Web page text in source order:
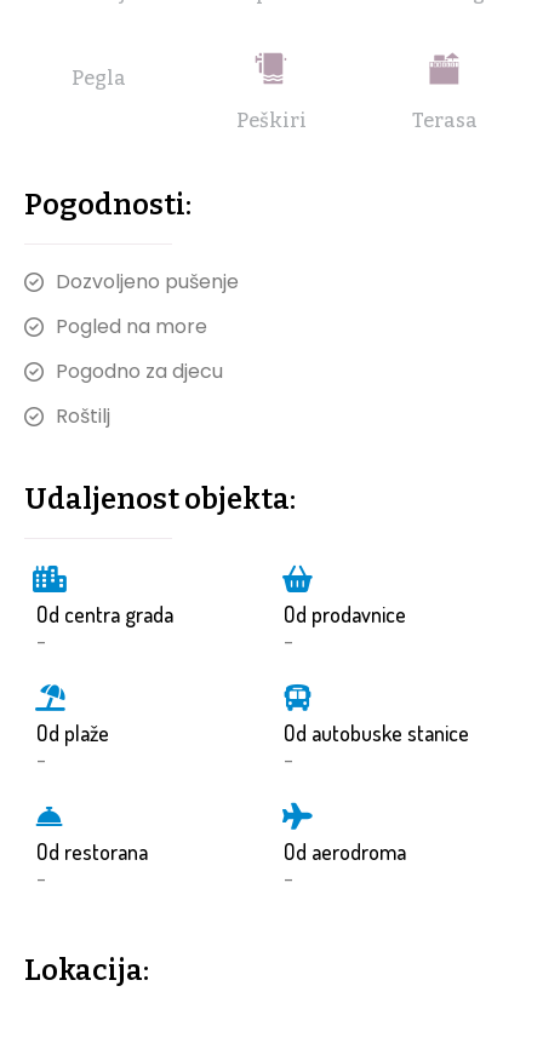
Pegla
Peškiri
Terasa
Pogodnosti:
Dozvoljeno pušenje
Pogled na more
Pogodno za djecu
Roštilj
Udaljenost objekta:
Od centra grada
-
Od plaže
-
Od restorana
-
Od prodavnice
-
Od autobuske stanice
-
Od aerodroma
-
Lokacija: